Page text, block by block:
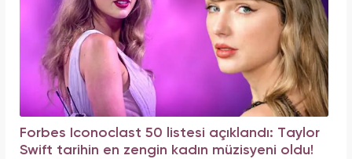
Forbes Iconoclast 50 listesi açıklandı: Taylor
Swift tarihin en zengin kadın müzisyeni oldu!